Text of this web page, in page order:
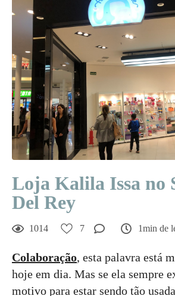
Loja Kalila Issa no
Del Rey
1014 7 1min de
Colaboração, esta palavra está
hoje em dia. Mas se ela sempre
motivo para estar sendo tão